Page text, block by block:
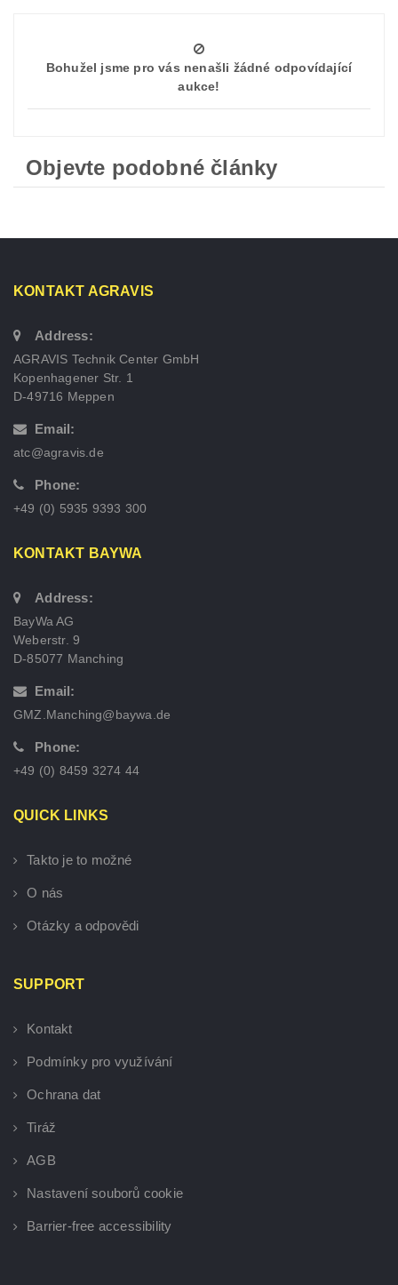
Bohužel jsme pro vás nenašli žádné odpovídající
aukce!
Objevte podobné články
KONTAKT AGRAVIS
Address:
AGRAVIS Technik Center GmbH
Kopenhagener Str. 1
D-49716 Meppen
Email:
atc@agravis.de
Phone:
+49 (0) 5935 9393 300
KONTAKT BAYWA
Address:
BayWa AG
Weberstr. 9
D-85077 Manching
Email:
GMZ.Manching@baywa.de
Phone:
+49 (0) 8459 3274 44
QUICK LINKS
Takto je to možné
O nás
Otázky a odpovědi
SUPPORT
Kontakt
Podmínky pro využívání
Ochrana dat
Tiráž
AGB
Nastavení souborů cookie
Barrier-free accessibility